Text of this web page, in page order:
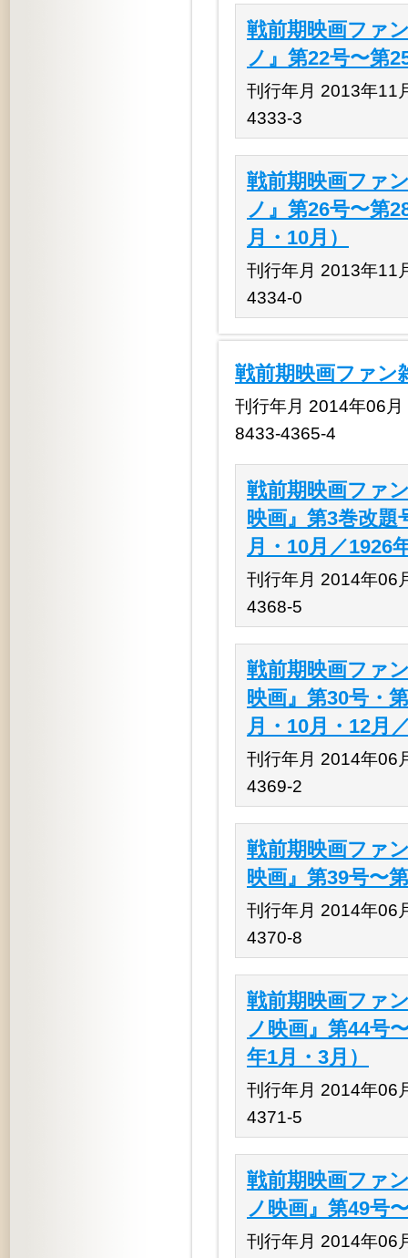
戦前期映画フ
ノ』第22号〜第
刊行年月 2013年11
4333-3
戦前期映画フ
ノ』第26号〜第
月・10月）
刊行年月 2013年11
4334-0
戦前期映画ファ
刊行年月 2014年06
8433-4365-4
戦前期映画フ
映画』第3巻改題
月・10月／1926
刊行年月 2014年06
4368-5
戦前期映画フ
映画』第30号・
月・10月・12月
刊行年月 2014年06
4369-2
戦前期映画フ
映画』第39号〜
刊行年月 2014年06
4370-8
戦前期映画フ
ノ映画』第44号
年1月・3月）
刊行年月 2014年06
4371-5
戦前期映画フ
ノ映画』第49号
刊行年月 2014年06